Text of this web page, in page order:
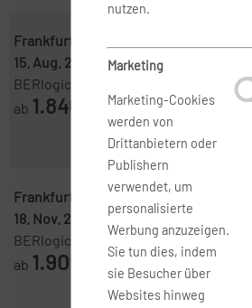
Frankfurt ( FRA )
15. Aug. 2026
12. Sep. 2026
BERlogic
ab 1.840
Frankfurt ( FRA )- Darwin ( DRW )
18. Nov. 2026
9. Dez. 2026
BERlogic
ab 1.909
nutzen.
Marketing
Marketing-Cookies
werden von
Drittanbietern oder
Publishern
verwendet, um
personalisierte
Werbung anzuzeigen.
Sie tun dies, indem
sie Besucher über
Websites hinweg